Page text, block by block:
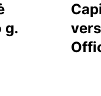
g.